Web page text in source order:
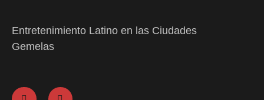
Entretenimiento Latino en las Ciudades
Gemelas